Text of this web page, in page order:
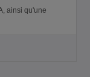
ainsi qu'une